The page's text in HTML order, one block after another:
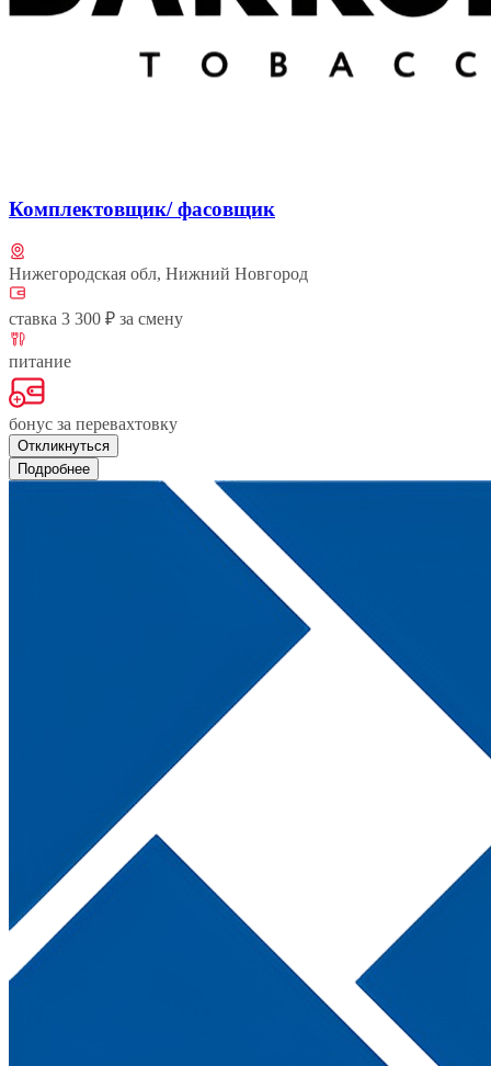
Комплектовщик/ фасовщик
Нижегородская обл, Нижний Новгород
ставка 3 300 ₽ за смену
питание
бонус за перевахтовку
Откликнуться
Подробнее